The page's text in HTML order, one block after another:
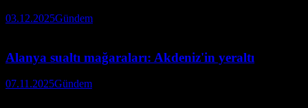
03.12.2025Gündem
Alanya sualtı mağaraları: Akdeniz'in yeraltı
07.11.2025Gündem